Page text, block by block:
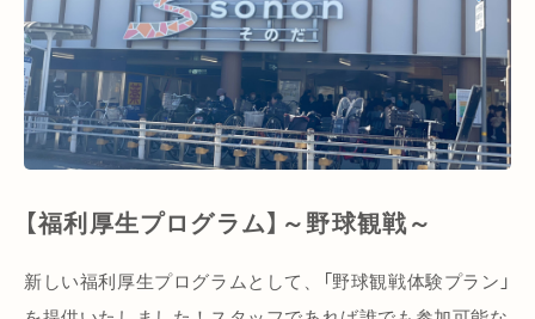
【福利厚生プログラム】～野球観戦～
新しい福利厚生プログラムとして、「野球観戦体験プラン」